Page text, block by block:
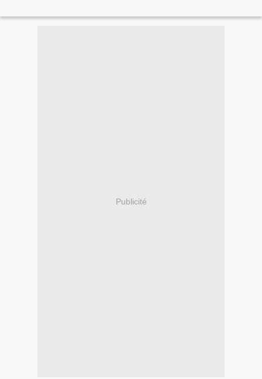
Publicité